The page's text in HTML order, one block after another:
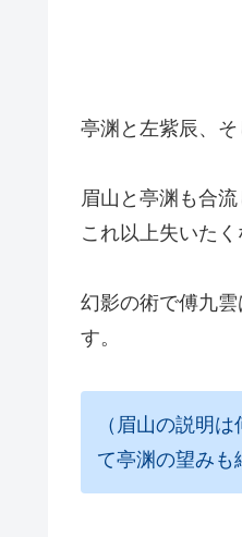
亭渊と左紫辰、
眉山と亭渊も合
これ以上失いた
幻影の術で傅九
す。
（眉山の説明
て亭渊の望みも